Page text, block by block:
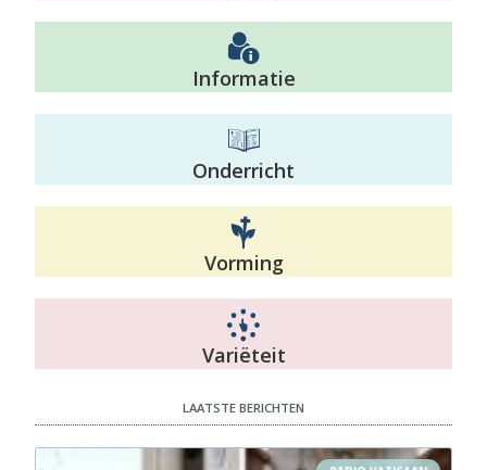
Informatie
Onderricht
Vorming
Variëteit
LAATSTE BERICHTEN